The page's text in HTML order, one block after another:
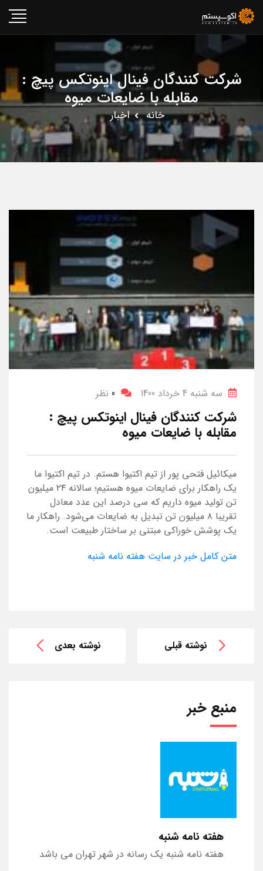
شرکت کنندگان فینال اینوتکس پیچ :
مقابله با ضایعات میوه
خانه اخبار
سه شنبه 4 خرداد 1400 0 نظر
شرکت کنندگان فینال اینوتکس پیچ :
مقابله با ضایعات میوه
میکائیل فتحی پور از تیم اکتیوا هستم. در تیم اکتیوا ما
یک راهکار برای ضایعات میوه هستیم؛ سالانه ۲۴ میلیون
تن تولید میوه داریم که سی درصد این عدد معادل
تقریبا ۸ میلیون تن تبدیل به ضایعات می‌شود. راهکار ما
یک پوشش خوراکی مبتنی بر ساختار طبیعت است.
متن کامل خبر در سایت هفته نامه شنبه
نوشته قبلی نوشته بعدی
منبع خبر
هفته نامه شنبه
هفته نامه شنبه یک رسانه در شهر تهران می باشد